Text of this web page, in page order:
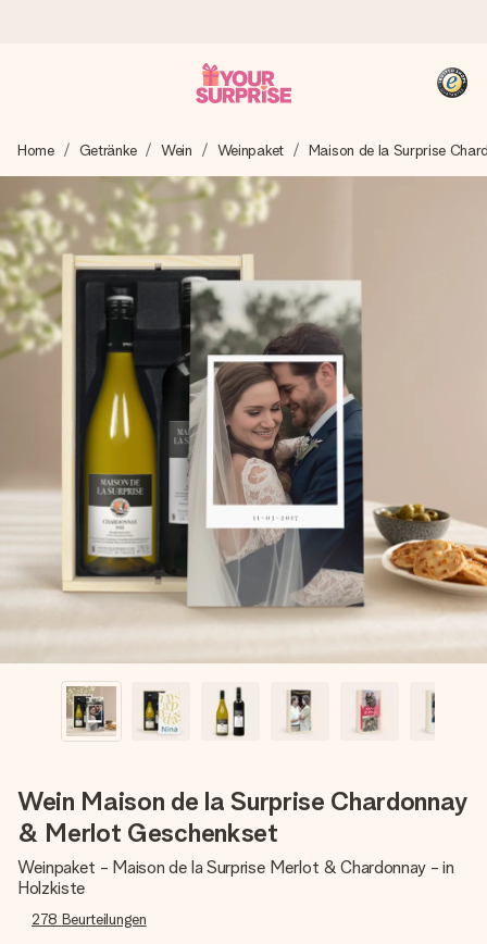
Wir bereiten dein Geschenk sorgfältig vor und schicken es
blitzschnell – damit du es genau zum richtigen Zeitpunkt
überreichen kannst, wenn es am meisten zählt.
4,8 (basierend auf +15.000 Bewertungen)
Unsere Geschenke begeistern. Kunden bewerten uns mit
4,8 bei Google Reviews (Gesamtergebnis aller Länder, in
die wir versenden).
+49 39292 929695
Montag - Freitag : 8:30 - 17:00 Uhr
Samstag - Sonntag : 8:30 - 13:00 Uhr
Home Getränke Wein Weinpaket Maison de la Surprise
Wein Maison de la Surprise Chardonnay
& Merlot Geschenkset
Weinpaket - Maison de la Surprise Merlot & Chardonnay - in
Holzkiste
278 Beurteilungen